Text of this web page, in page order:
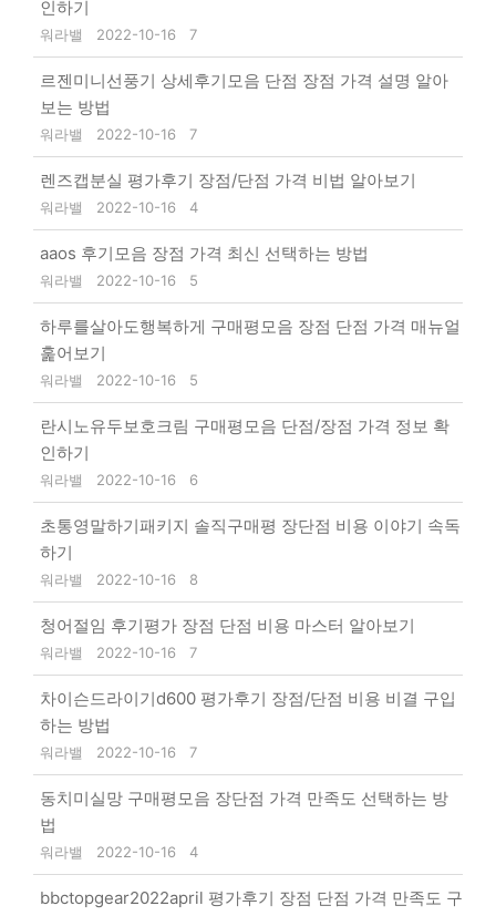
인하기
워라밸 2022-10-16 7
르젠미니선풍기 상세후기모음 단점 장점 가격 설명 알아
보는 방법
워라밸 2022-10-16 7
렌즈캡분실 평가후기 장점/단점 가격 비법 알아보기
워라밸 2022-10-16 4
aaos 후기모음 장점 가격 최신 선택하는 방법
워라밸 2022-10-16 5
하루를살아도행복하게 구매평모음 장점 단점 가격 매뉴얼
훑어보기
워라밸 2022-10-16 5
란시노유두보호크림 구매평모음 단점/장점 가격 정보 확
인하기
워라밸 2022-10-16 6
초통영말하기패키지 솔직구매평 장단점 비용 이야기 속독
하기
워라밸 2022-10-16 8
청어절임 후기평가 장점 단점 비용 마스터 알아보기
워라밸 2022-10-16 7
차이슨드라이기d600 평가후기 장점/단점 비용 비결 구입
하는 방법
워라밸 2022-10-16 7
동치미실망 구매평모음 장단점 가격 만족도 선택하는 방
법
워라밸 2022-10-16 4
bbctopgear2022april 평가후기 장점 단점 가격 만족도 구